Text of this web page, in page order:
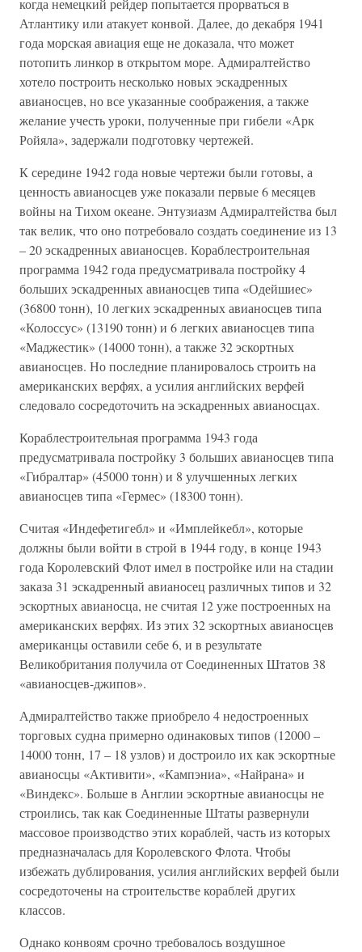
когда немецкий рейдер попытается прорваться в
Атлантику или атакует конвой. Далее, до декабря 1941
года морская авиация еще не доказала, что может
потопить линкор в открытом море. Адмиралтейство
хотело построить несколько новых эскадренных
авианосцев, но все указанные соображения, а также
желание учесть уроки, полученные при гибели «Арк
Ройяла», задержали подготовку чертежей.
К середине 1942 года новые чертежи были готовы, а
ценность авианосцев уже показали первые 6 месяцев
войны на Тихом океане. Энтузиазм Адмиралтейства был
так велик, что оно потребовало создать соединение из 13
– 20 эскадренных авианосцев. Кораблестроительная
программа 1942 года предусматривала постройку 4
больших эскадренных авианосцев типа «Одейшиес»
(36800 тонн), 10 легких эскадренных авианосцев типа
«Колоссус» (13190 тонн) и 6 легких авианосцев типа
«Маджестик» (14000 тонн), а также 32 эскортных
авианосцев. Но последние планировалось строить на
американских верфях, а усилия английских верфей
следовало сосредоточить на эскадренных авианосцах.
Кораблестроительная программа 1943 года
предусматривала постройку 3 больших авианосцев типа
«Гибралтар» (45000 тонн) и 8 улучшенных легких
авианосцев типа «Гермес» (18300 тонн).
Считая «Индефетигебл» и «Имплейкебл», которые
должны были войти в строй в 1944 году, в конце 1943
года Королевский Флот имел в постройке или на стадии
заказа 31 эскадренный авианосец различных типов и 32
эскортных авианосца, не считая 12 уже построенных на
американских верфях. Из этих 32 эскортных авианосцев
американцы оставили себе 6, и в результате
Великобритания получила от Соединенных Штатов 38
«авианосцев-джипов».
Адмиралтейство также приобрело 4 недостроенных
торговых судна примерно одинаковых типов (12000 –
14000 тонн, 17 – 18 узлов) и достроило их как эскортные
авианосцы «Активити», «Кампэниа», «Найрана» и
«Виндекс». Больше в Англии эскортные авианосцы не
строились, так как Соединенные Штаты развернули
массовое производство этих кораблей, часть из которых
предназначалась для Королевского Флота. Чтобы
избежать дублирования, усилия английских верфей были
сосредоточены на строительстве кораблей других
классов.
Однако конвоям срочно требовалось воздушное